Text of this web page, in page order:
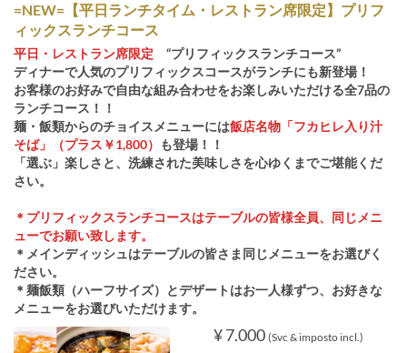
=NEW=【平日ランチタイム・レストラン席限定】プリフ
ィックスランチコース
平日・レストラン席限定 “プリフィックスランチコース”
ディナーで人気のプリフィックスコースがランチにも新登場！
お客様のお好みで自由な組み合わせをお楽しみいただける全7品の
ランチコース！！
麺・飯類からのチョイスメニューには飯店名物「フカヒレ入り汁
そば」（プラス￥1,800） も登場！！
「選ぶ」楽しさと、洗練された美味しさを心ゆくまでご堪能くだ
さい。
＊プリフィックスランチコースはテーブルの皆様全員、同じメニ
ューでお願い致します。
＊メインディッシュはテーブルの皆さま同じメニューをお選びく
ださい。
＊麺飯類（ハーフサイズ）とデザートはお一人様ずつ、お好きな
メニューをお選びいただけます。
¥ 7.000 (Svc & imposto incl.)